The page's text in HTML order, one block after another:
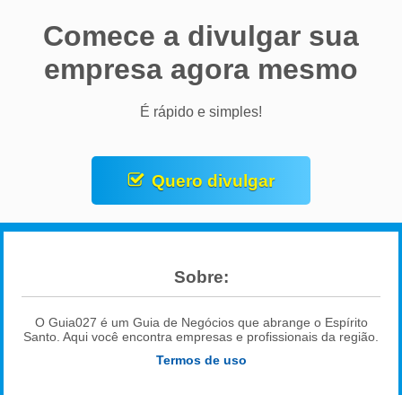
Comece a divulgar sua
empresa agora mesmo
É rápido e simples!
Quero divulgar
Sobre:
O Guia027 é um Guia de Negócios que abrange o Espírito
Santo. Aqui você encontra empresas e profissionais da região.
Termos de uso